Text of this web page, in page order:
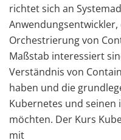
richtet sich an
Orchestrierung von
Maßstab interessiert
Verständnis von
haben und die
Kubernetes und seinen
möchten. Der Kurs
mit